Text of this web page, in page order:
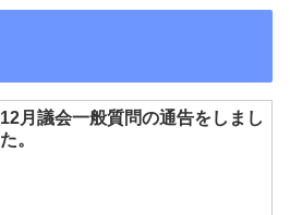
12月議会一般質問の通告をしまし
た。